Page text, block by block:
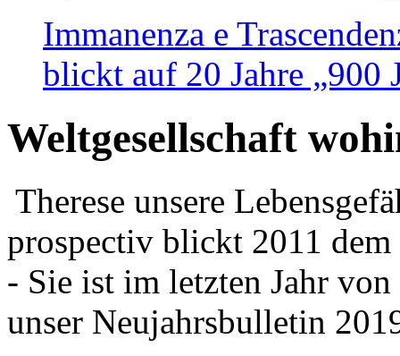
Immanenza e
blickt auf 20 Jahre „900
Weltgesellschaft
Therese unsere
prospectiv blickt 2011
- Sie ist im letzten Jahr
unser Neujahrsbulletin